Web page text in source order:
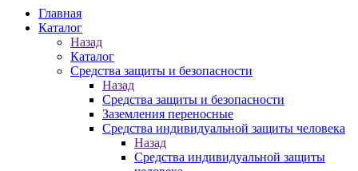
Главная
Каталог
Назад
Каталог
Средства защиты и безопасности
Назад
Средства защиты и безопасности
Заземления переносные
Средства индивидуальной защиты человека
Назад
Средства индивидуальной защиты